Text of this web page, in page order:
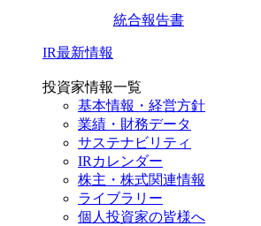
統合報告書
IR最新情報
投資家情報一覧
基本情報・経営方針
業績・財務データ
サステナビリティ
IRカレンダー
株主・株式関連情報
ライブラリー
個人投資家の皆様へ